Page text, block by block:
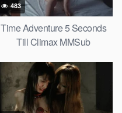
483
Time Adventure 5 Seconds
Till Climax MMSub